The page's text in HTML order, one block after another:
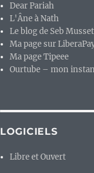
Dear Pariah
L'Âne à Nath
Le blog de Seb Musset
Ma page sur
Ma page Tipeee
Ourtube – mon
LOGICIELS
Libre et Ouvert